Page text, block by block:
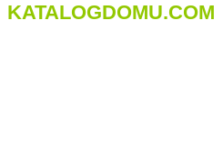
KATALOGDOMU.COM